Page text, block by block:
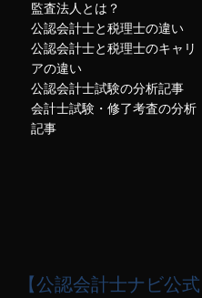
監査法人とは？
公認会計士と税理士の違い
公認会計士と税理士のキャリ
アの違い
公認会計士試験の分析記事
会計士試験・修了考査の分析
記事
【公認会計士ナビ公